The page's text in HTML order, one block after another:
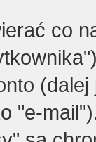
co
"e-